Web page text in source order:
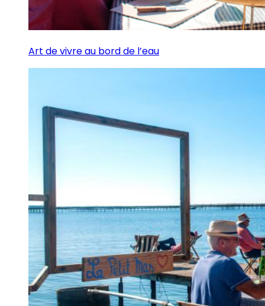
Art de vivre au bord de l’eau